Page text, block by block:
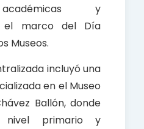
y
el marco del Día
Museos.
incluyó una
en el Museo
Ballón, donde
nivel primario y